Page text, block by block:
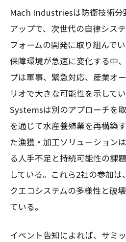
Mach Industriesは防衛技術分
アップで、次世代の自律シス
フォームの開発に取り組んで
保障環境が急速に変化する中
プは軍事、緊急対応、産業オ
リオで大きな可能性を示して
Systemsは別のアプローチを
を通じて水産養殖業を再構
た漁獲・加工ソリューション
る人手不足と持続可能性の課
している。これら2社の参加
クエコシステムの多様性と破
ている。
イベント告知によれば、サミ